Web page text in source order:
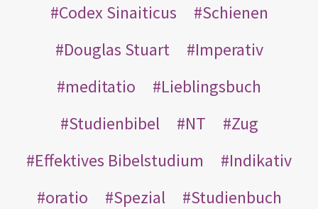
Codex Sinaiticus
Schienen
Douglas Stuart
Imperativ
meditatio
Lieblingsbuch
Studienbibel
NT
Zug
Effektives Bibelstudium
Indikativ
oratio
Spezial
Studienbuch